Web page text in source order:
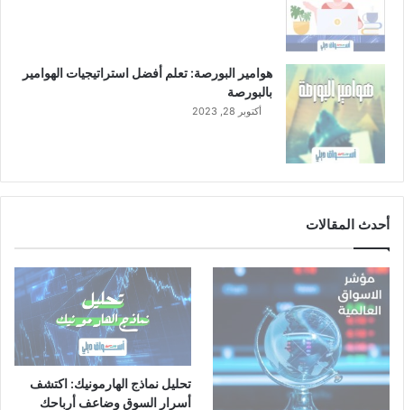
هوامير البورصة: تعلم أفضل استراتيجيات الهوامير
بالبورصة
أكتوبر 28, 2023
أحدث المقالات
تحليل نماذج الهارمونيك: اكتشف
أسرار السوق وضاعف أرباحك